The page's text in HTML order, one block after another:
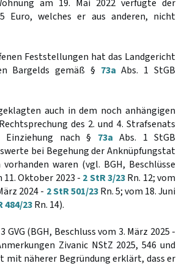
am 19. Mai 2022 verfügte der
Euro, welches er aus anderen, nicht
Feststellungen hat das Landgericht
Bargelds gemäß § 73a Abs. 1 StGB
auch in dem noch anhängigen
des 2. und 4. Strafsenats
nach § 73a Abs. 1 StGB
bei Begehung der Anknüpfungstat
waren (vgl. BGH, Beschlüsse
11. Oktober 2023 - 2 StR 3/23Rn. 12; vom
2024 - 2 StR 501/23Rn. 5; vom 18. Juni
484/23Rn. 14).
GVG (BGH, Beschluss vom 3. März 2025 -
Zivanic NStZ 2025, 546 und
mit näherer Begründung erklärt, dass er